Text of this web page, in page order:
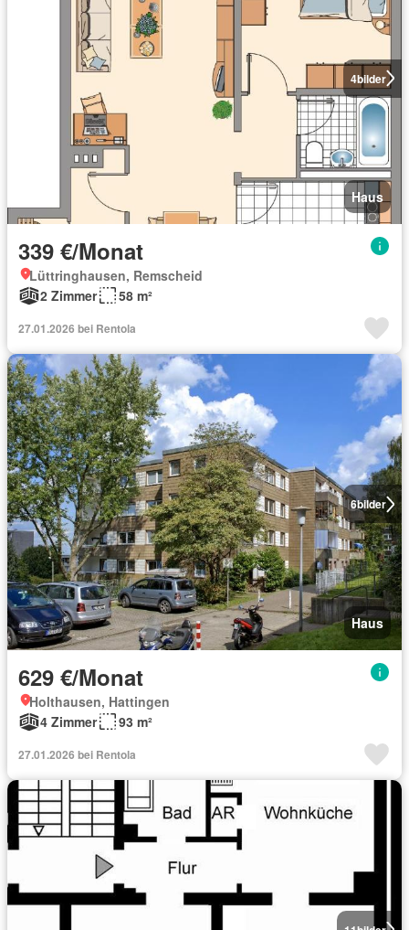
4bilder
Haus
339 €/Monat
Lüttringhausen, Remscheid
2 Zimmer
58 m²
27.01.2026 bei Rentola
6bilder
Haus
629 €/Monat
Holthausen, Hattingen
4 Zimmer
93 m²
27.01.2026 bei Rentola